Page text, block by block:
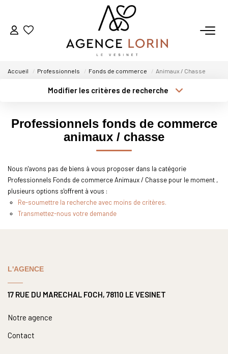
ACHETER
GESTION
NOTRE AGENCE
Qui Sommes-Nous
Notre Équipe
Accueil Professionnels Fonds de commerce Animaux / Chasse
Modifier les critères de recherche
Sélectionnez...
Type de bien
Surface min
Créer une alerte
Professionnels fonds de commerce
animaux / chasse
Nous n'avons pas de biens à vous proposer dans la catégorie
Professionnels Fonds de commerce Animaux / Chasse pour le moment ,
plusieurs options s'offrent à vous :
Re-soumettre la recherche avec moins de critères.
Transmettez-nous votre demande
L'AGENCE
17 RUE DU MARECHAL FOCH, 78110 LE VESINET
Notre agence
Contact